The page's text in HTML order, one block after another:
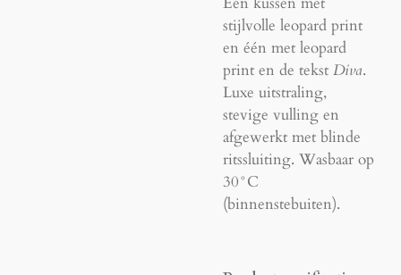
stijlvolle leopard print
en één met leopard
print en de tekst Diva.
Luxe uitstraling,
stevige vulling en
afgewerkt met blinde
ritssluiting. Wasbaar op
30°C
(binnenstebuiten).